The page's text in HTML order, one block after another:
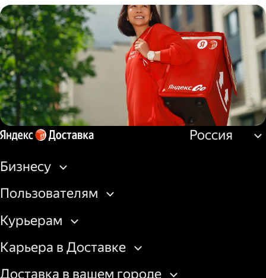
Водитель
грузовой машины
Пеший курьер
Россия
Бизнесу
Пользователям
Курьерам
Карьера в Доставке
Доставка в вашем городе